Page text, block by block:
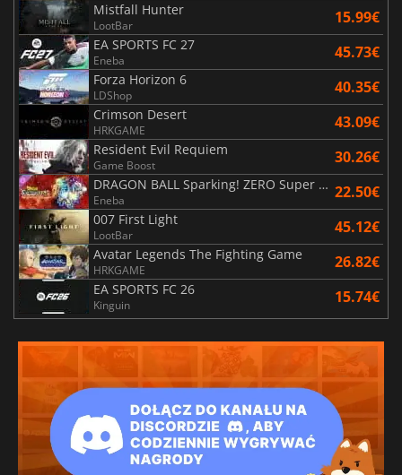
Mistfall Hunter
LootBar 15.99€
EA SPORTS FC 27
Eneba 45.73€
Forza Horizon 6
LDShop 40.35€
Crimson Desert
HRKGAME 43.09€
Resident Evil Requiem
Game Boost 30.26€
DRAGON BALL Sparking! ZERO Super Limit Breaking NEO
Eneba 22.50€
007 First Light
LootBar 45.12€
Avatar Legends The Fighting Game
HRKGAME 26.82€
EA SPORTS FC 26
Kinguin 15.74€